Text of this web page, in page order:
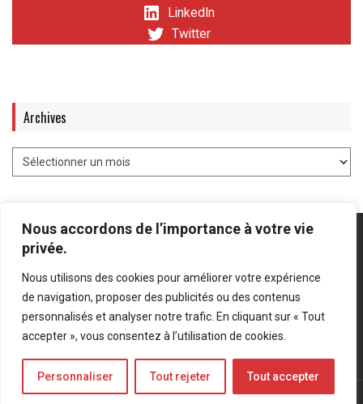
Nous accordons de l’importance à votre vie
privée.
Nous utilisons des cookies pour améliorer votre expérience
de navigation, proposer des publicités ou des contenus
personnalisés et analyser notre trafic. En cliquant sur « Tout
accepter », vous consentez à l’utilisation de cookies.
Personnaliser Tout rejeter Tout accepter
LinkedIn
Twitter
Archives
Mentions légales Politique de confidentialité
Bluesky
LinkedIn
Twitter
© Forces Operations Blog - 2022